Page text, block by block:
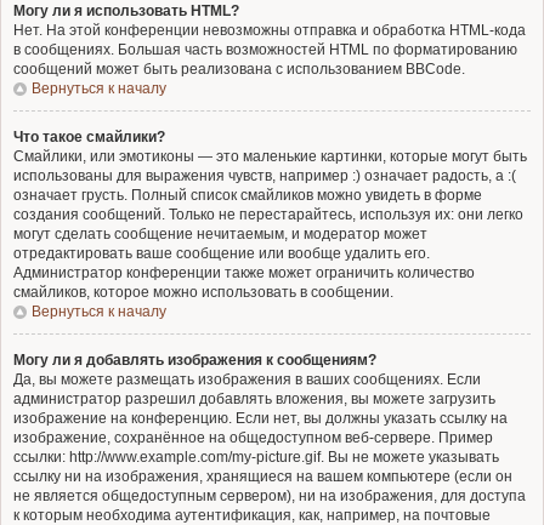
Могу ли я использовать HTML?
Нет. На этой конференции невозможны отправка и обработка HTML-кода
в сообщениях. Большая часть возможностей HTML по форматированию
сообщений может быть реализована с использованием BBCode.
Вернуться к началу
Что такое смайлики?
Смайлики, или эмотиконы — это маленькие картинки, которые могут быть
использованы для выражения чувств, например :) означает радость, а :(
означает грусть. Полный список смайликов можно увидеть в форме
создания сообщений. Только не перестарайтесь, используя их: они легко
могут сделать сообщение нечитаемым, и модератор может
отредактировать ваше сообщение или вообще удалить его.
Администратор конференции также может ограничить количество
смайликов, которое можно использовать в сообщении.
Вернуться к началу
Могу ли я добавлять изображения к сообщениям?
Да, вы можете размещать изображения в ваших сообщениях. Если
администратор разрешил добавлять вложения, вы можете загрузить
изображение на конференцию. Если нет, вы должны указать ссылку на
изображение, сохранённое на общедоступном веб-сервере. Пример
ссылки: http://www.example.com/my-picture.gif. Вы не можете указывать
ссылку ни на изображения, хранящиеся на вашем компьютере (если он
не является общедоступным сервером), ни на изображения, для доступа
к которым необходима аутентификация, как, например, на почтовые